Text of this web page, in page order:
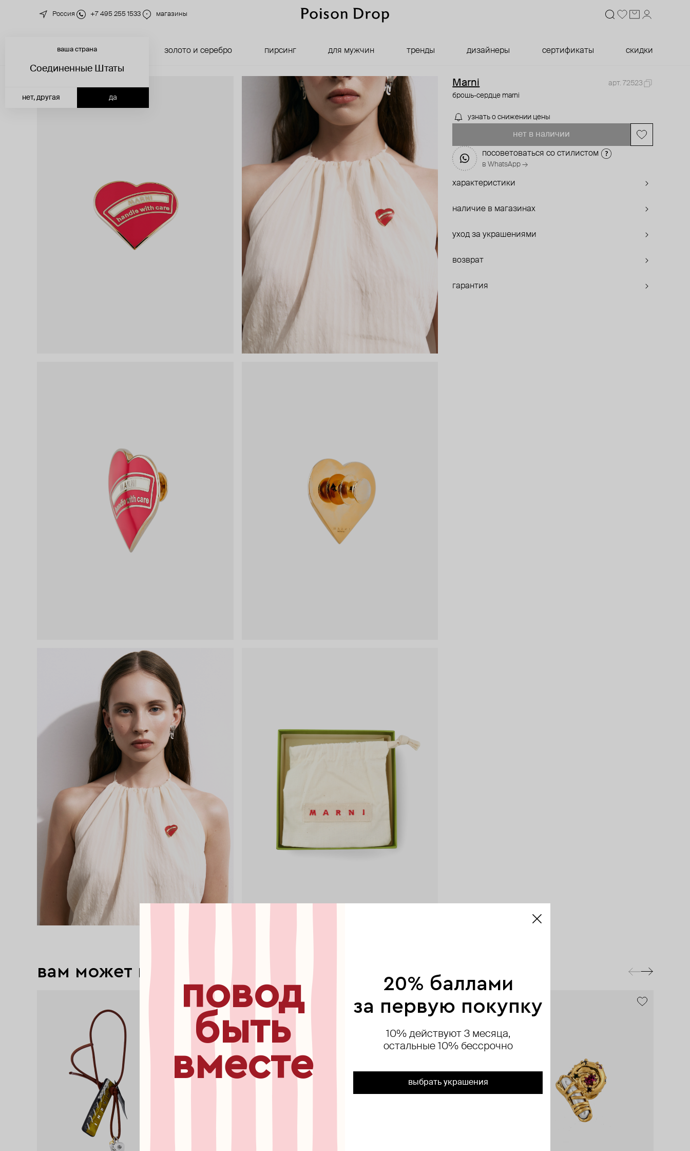
Россия +7 495 255 1533 магазины
новинки золото и серебро пирсинг для мужчин тренды дизайнеры сертификаты скидки
ваша страна
Соединенные Штаты
да
нет, другая
Marni
арт. 72523
брошь-сердце marni
узнать о снижении цены
нет в наличии
посоветоваться со стилистом
в WhatsApp →
характеристики
наличие в магазинах
уход за украшениями
возврат
гарантия
вам может понравиться
exclusive
повод
быть
вместе
20% баллами
за первую покупку
10% действуют 3 месяца,
остальные 10% бессрочно
выбрать украшения